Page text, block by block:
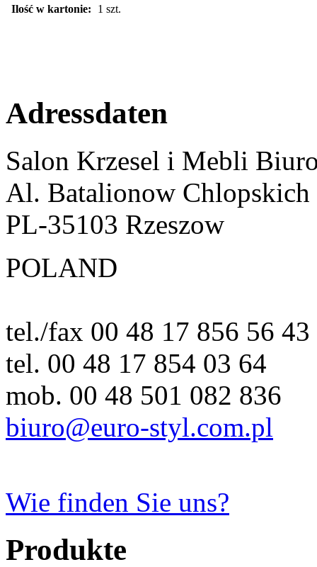
Ilość w kartonie:
1 szt.
Adressdaten
Salon Krzesel i Mebli
Al. Batalionow
PL-35103 Rzeszow
POLAND
tel./fax 00 48 17 856 56 43
tel. 00 48 17 854 03 64
mob. 00 48 501 082 836
biuro@euro-styl.com.pl
Wie finden Sie uns?
Produkte